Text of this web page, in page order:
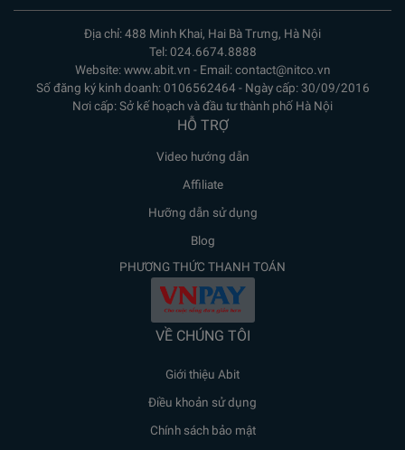
Địa chỉ: 488 Minh Khai, Hai Bà Trưng, Hà Nội
Tel: 024.6674.8888
Website: www.abit.vn - Email: contact@nitco.vn
Số đăng ký kinh doanh: 0106562464 - Ngày cấp: 30/09/2016
Nơi cấp: Sở kế hoạch và đầu tư thành phố Hà Nội
HỖ TRỢ
Video hướng dẫn
Affiliate
Hưỡng dẫn sử dụng
Blog
PHƯƠNG THỨC THANH TOÁN
VỀ CHÚNG TÔI
Giới thiệu Abit
Điều khoản sử dụng
Chính sách bảo mật